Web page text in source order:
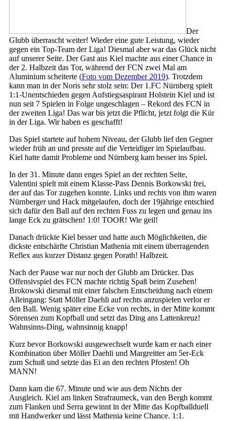
Der
Glubb überrascht weiter! Wieder eine gute Leistung, wieder
gegen ein Top-Team der Liga! Diesmal aber war das Glück nicht
auf unserer Seite. Der Gast aus Kiel machte aus einer Chance in
der 2. Halbzeit das Tor, während der FCN zwei Mal am
Aluminium scheiterte (Foto vom Dezember 2019). Trotzdem
kann man in der Noris sehr stolz sein: Der 1.FC Nürnberg spielt
1:1-Unentschieden gegen Aufstiegsaspirant Holstein Kiel und ist
nun seit 7 Spielen in Folge ungeschlagen – Rekord des FCN in
der zweiten Liga! Das war bis jetzt die Pflicht, jetzt folgt die Kür
in der Liga. Wir haben es geschafft!
Das Spiel startete auf hohem Niveau, der Glubb lief den Gegner
wieder früh an und presste auf die Verteidiger im Spielaufbau.
Kiel hatte damit Probleme und Nürnberg kam besser ins Spiel.
In der 31. Minute dann enges Spiel an der rechten Seite,
Valentini spielt mit einem Klasse-Pass Dennis Borkowski frei,
der auf das Tor zugehen konnte. Links und rechts von ihm waren
Nürnberger und Hack mitgelaufen, doch der 19jährige entschied
sich dafür den Ball auf den rechten Fuss zu legen und genau ins
lange Eck zu grätschen! 1:0! TOOR! Wie geil!
Danach drückte Kiel besser und hatte auch Möglichkeiten, die
dickste entschärfte Christian Mathenia mit einem überragenden
Reflex aus kurzer Distanz gegen Porath! Halbzeit.
Nach der Pause war nur noch der Glubb am Drücker. Das
Offensivspiel des FCN machte richtig Spaß beim Zusehen!
Brokowski diesmal mit einer falschen Entscheidung nach einem
Alleingang: Statt Möller Daehli auf rechts anzuspielen verlor er
den Ball. Wenig später eine Ecke von rechts, in der Mitte kommt
Sörensen zum Kopfball und setzt das Ding ans Lattenkreuz!
Wahnsinns-Ding, wahnsinnig knapp!
Kurz bevor Borkowski ausgewechselt wurde kam er nach einer
Kombination über Möller Daehli und Margreitter am 5er-Eck
zum Schuß und setzte das Ei an den rechten Pfosten! Oh
MANN!
Dann kam die 67. Minute und wie aus dem Nichts der
Ausgleich. Kiel am linken Strafraumeck, van den Bergh kommt
zum Flanken und Serra gewinnt in der Mitte das Kopfballduell
mit Handwerker und lässt Mathenia keine Chance. 1:1.